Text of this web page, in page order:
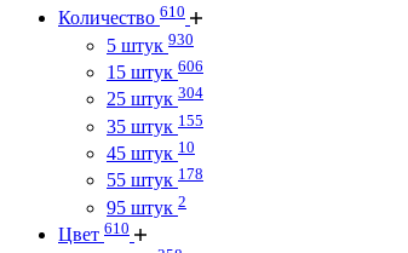
Количество 610
5 штук 930
15 штук 606
25 штук 304
35 штук 155
45 штук 10
55 штук 178
95 штук 2
Цвет 610